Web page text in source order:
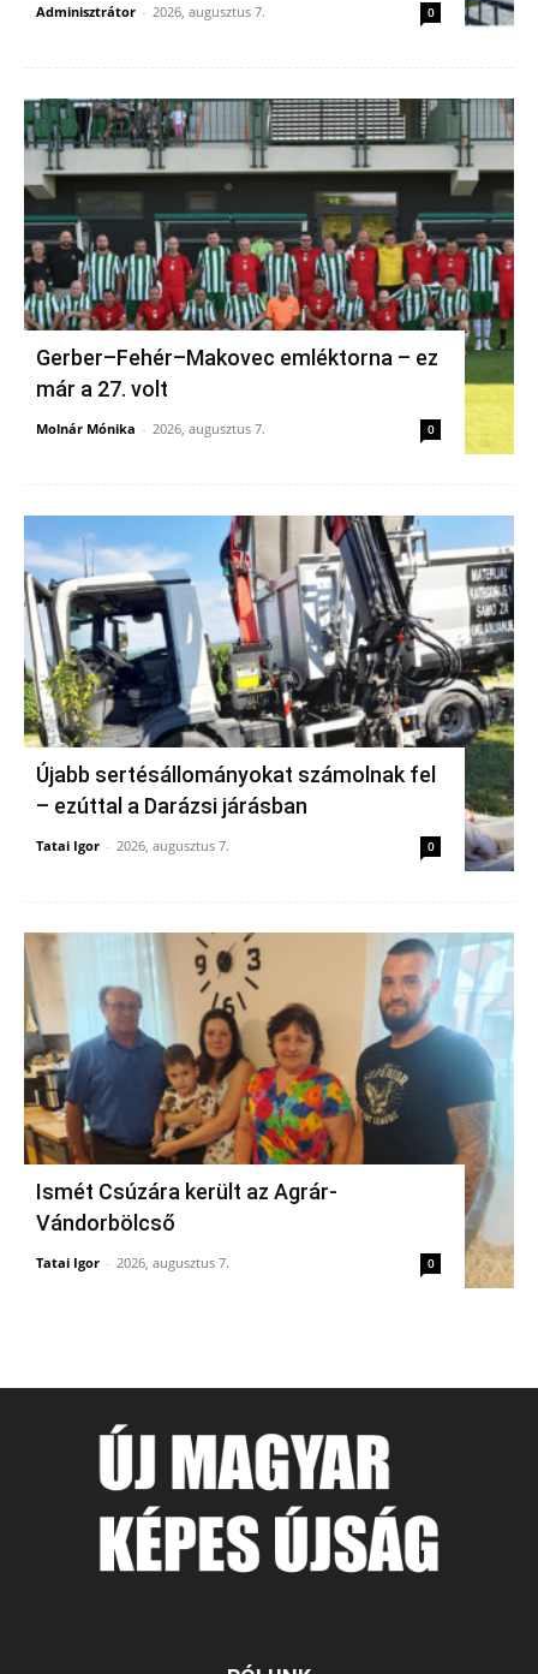
Adminisztrátor - 2026, augusztus 7. 0
Gerber–Fehér–Makovec emléktorna – ez
már a 27. volt
Molnár Mónika - 2026, augusztus 7. 0
Újabb sertésállományokat számolnak fel
– ezúttal a Darázsi járásban
Tatai Igor - 2026, augusztus 7. 0
Ismét Csúzára került az Agrár-
Vándorbölcső
Tatai Igor - 2026, augusztus 7. 0